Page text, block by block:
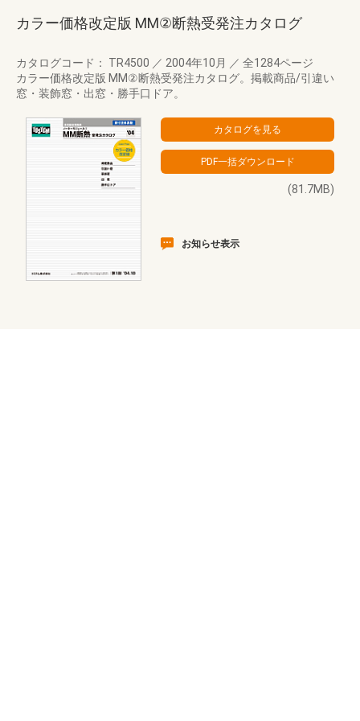
カラー価格改定版 MM②断熱受発注カタログ
カタログコード： TR4500 ／ 2004年10月 ／ 全1284ページ
カラー価格改定版 MM②断熱受発注カタログ。掲載商品/引違い
窓・装飾窓・出窓・勝手口ドア。
(81.7MB)
お知らせ表示